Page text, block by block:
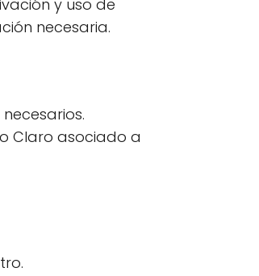
y uso de
necesaria.
Claro asociado a